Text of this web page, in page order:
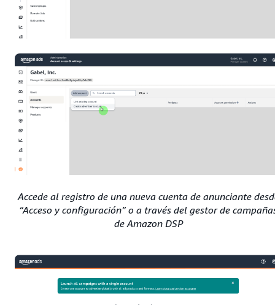
Accede al registro de una nueva cuenta de anunciante
“Acceso y configuración” o a través del gestor de
de Amazon DSP